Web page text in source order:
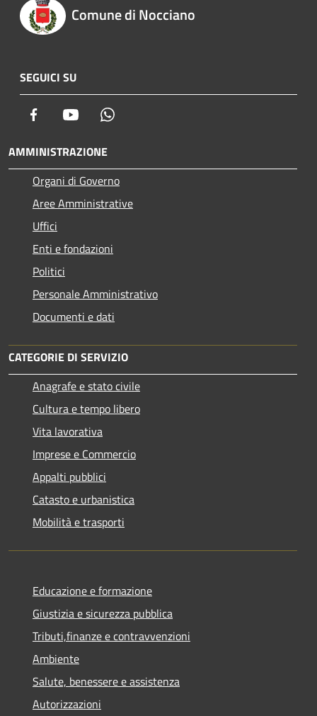
Comune di Nocciano
SEGUICI SU
Facebook Youtube
AMMINISTRAZIONE
Organi di Governo
Aree Amministrative
Uffici
Enti e fondazioni
Politici
Personale Amministrativo
Documenti e dati
CATEGORIE DI SERVIZIO
Anagrafe e stato civile
Cultura e tempo libero
Vita lavorativa
Imprese e Commercio
Appalti pubblici
Catasto e urbanistica
Mobilità e trasporti
Educazione e formazione
Giustizia e sicurezza pubblica
Tributi,finanze e contravvenzioni
Ambiente
Salute, benessere e assistenza
Autorizzazioni